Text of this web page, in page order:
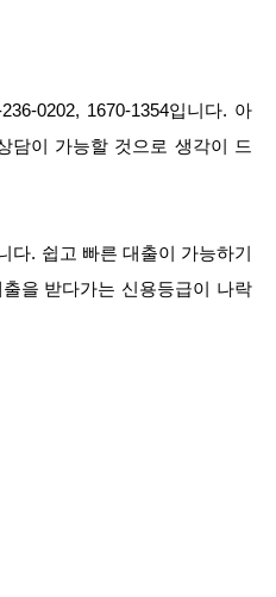
0202, 1670-1354입니다. 아
담이 가능할 것으로 생각이 드
다. 쉽고 빠른 대출이 가능하기
을 받다가는 신용등급이 나락